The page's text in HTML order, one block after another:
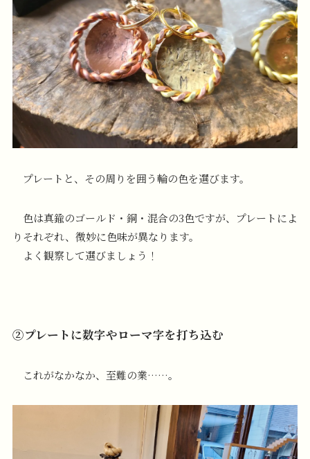
プレートと、その周りを囲う輪の色を選びます。
色は真鍮のゴールド・銅・混合の3色ですが、プレートによ
りそれぞれ、微妙に色味が異なります。
よく観察して選びましょう！
②プレートに数字やローマ字を打ち込む
これがなかなか、至難の業……。